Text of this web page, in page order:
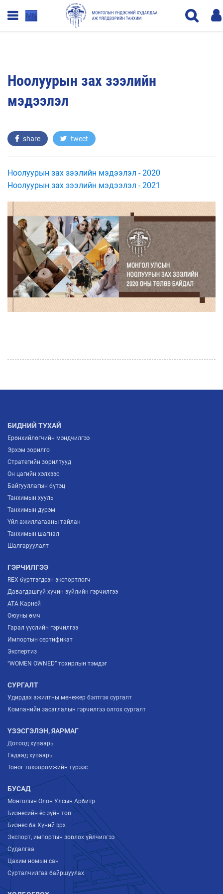
MN
Ноолуурын зах зээлийн
мэдээлэл
share tweet
Ноолуурын зах зээлийн мэдээлэл - 2020
Ноолуурын зах зээлийн мэдээлэл - 2021
БИДНИЙ ТУХАЙ
Ерөнхийлөгчийн мэндчилгээ
Эрхэм зорилго
Стратегийн зорилтууд
Он цагийн хэлхээс
Байгууллагын бүтэц
Танхимын хууль
Танхимын дүрэм
Үйл ажиллагааны тайлан
Танхимын шагнал
Шалгаруулалт
ГЭРЧИЛГЭЭ
REX бүртгэгдсэн экспортлогч
Давагдашгүй хүчин зүйлийн гэрчилгээ
ATA Карней
Оюуны өмч
Гарал үүслийн гэрчилгээ
Импортын сертификат
Экспертиз
“WOMEN OWNED” тохирлын тэмдэг
СУРГАЛТ
Удирдах ажилтны менежер бэлтгэх сургалт
Компанийн засаглалын гэрчилгээ олгох сургалт
ҮЗЭСГЭЛЭН, ЯАРМАГ
Дотоод хуваарь
Гадаад хуваарь
Тоног төхөөрөмжийн түрээс
БУСАД
Монголын Олон Улсын Арбитр
Бизнесийн ёс зүйн төв
Бизнес ба Хүний эрх
Экспорт, импортын зөвлөх үйлчилгээ
Судалгаа
Цахим номын сан
Сурталчилгаа байршуулах